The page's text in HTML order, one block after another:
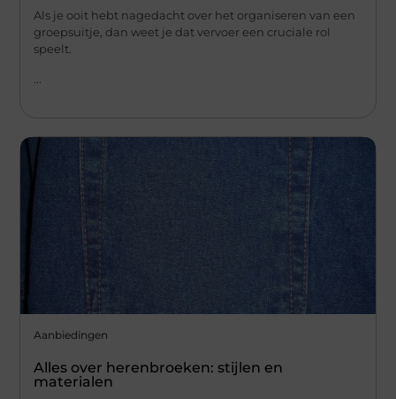
Als je ooit hebt nagedacht over het organiseren van een
groepsuitje, dan weet je dat vervoer een cruciale rol
speelt.
Aanbiedingen
Alles over herenbroeken: stijlen en
materialen